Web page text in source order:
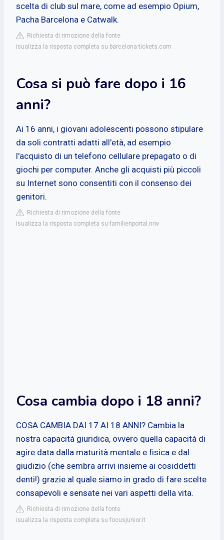
scelta di club sul mare, come ad esempio Opium,
Pacha Barcelona e Catwalk.
Richiesta di rimozione della fonte
isualizza la risposta completa su barcelona-tickets.com
Cosa si può fare dopo i 16
anni?
Ai 16 anni, i giovani adolescenti possono stipulare
da soli contratti adatti all'età, ad esempio
l'acquisto di un telefono cellulare prepagato o di
giochi per computer. Anche gli acquisti più piccoli
su Internet sono consentiti con il consenso dei
genitori.
Richiesta di rimozione della fonte
isualizza la risposta completa su familienportal.nrw
Cosa cambia dopo i 18 anni?
COSA CAMBIA DAI 17 AI 18 ANNI? Cambia la
nostra capacità giuridica, ovvero quella capacità di
agire data dalla maturità mentale e fisica e dal
giudizio (che sembra arrivi insieme ai cosiddetti
denti!) grazie al quale siamo in grado di fare scelte
consapevoli e sensate nei vari aspetti della vita.
Richiesta di rimozione della fonte
isualizza la risposta completa su focusjunior.it